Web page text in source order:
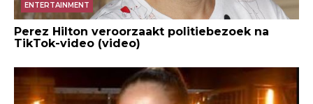
ENTERTAINMENT
Perez Hilton veroorzaakt politiebezoek na
TikTok-video (video)